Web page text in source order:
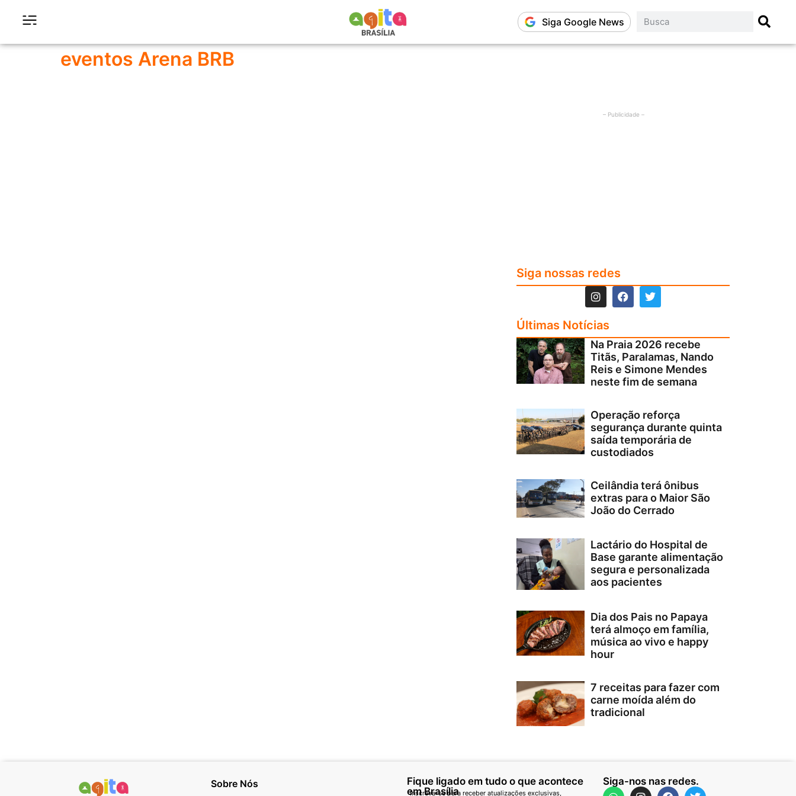
Siga Google News
eventos Arena BRB
– Publicidade –
Siga nossas redes
Últimas Notícias
Na Praia 2026 recebe
Titãs, Paralamas, Nando
Reis e Simone Mendes
neste fim de semana
Operação reforça
segurança durante quinta
saída temporária de
custodiados
Ceilândia terá ônibus
extras para o Maior São
João do Cerrado
Lactário do Hospital de
Base garante alimentação
segura e personalizada
aos pacientes
Dia dos Pais no Papaya
terá almoço em família,
música ao vivo e happy
hour
7 receitas para fazer com
carne moída além do
tradicional
Sobre Nós
Fique ligado em tudo o que acontece
em Brasília
Inscreva-se para receber atualizações exclusivas,
Siga-nos nas redes.